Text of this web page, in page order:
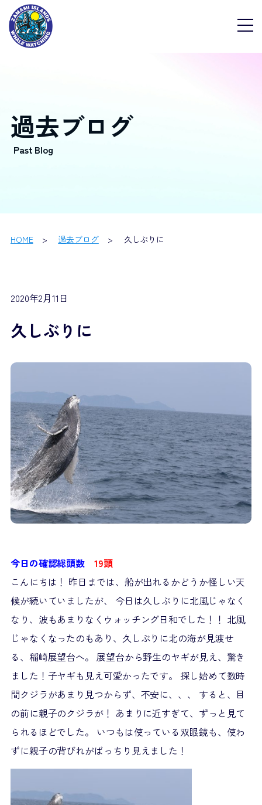
過去ブログ
HOME 過去ブログ 久しぶりに
2020年2月11日
久しぶりに
今日の確認総頭数
19頭
こんにちは！ 昨日までは、船が出れるかどうか怪しい天
候が続いていましたが、 今日は久しぶりに北風じゃなく
なり、波もあまりなくウォッチング日和でした！！ 北風
じゃなくなったのもあり、久しぶりに北の海が見渡せ
る、稲崎展望台へ。 展望台から野生のヤギが見え、驚き
ました！子ヤギも見え可愛かったです。 探し始めて数時
間クジラがあまり見つからず、不安に、、、 すると、目
の前に親子のクジラが！ あまりに近すぎて、ずっと見て
られるほどでした。 いつもは使っている双眼鏡も、使わ
ずに親子の背びれがばっちり見えました！